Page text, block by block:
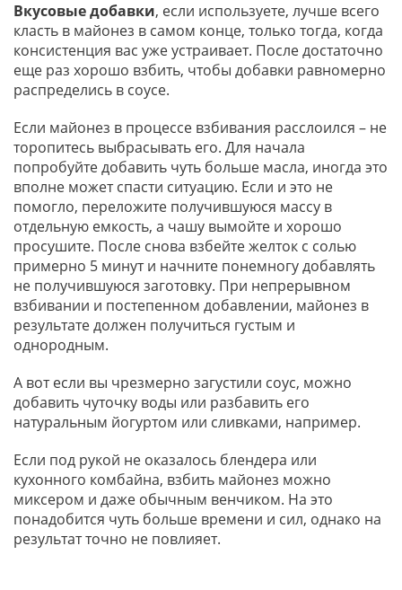
Вкусовые добавки, если используете, лучше всего
класть в майонез в самом конце, только тогда, когда
консистенция вас уже устраивает. После достаточно
еще раз хорошо взбить, чтобы добавки равномерно
распределись в соусе.
Если майонез в процессе взбивания расслоился – не
торопитесь выбрасывать его. Для начала
попробуйте добавить чуть больше масла, иногда это
вполне может спасти ситуацию. Если и это не
помогло, переложите получившуюся массу в
отдельную емкость, а чашу вымойте и хорошо
просушите. После снова взбейте желток с солью
примерно 5 минут и начните понемногу добавлять
не получившуюся заготовку. При непрерывном
взбивании и постепенном добавлении, майонез в
результате должен получиться густым и
однородным.
А вот если вы чрезмерно загустили соус, можно
добавить чуточку воды или разбавить его
натуральным йогуртом или сливками, например.
Если под рукой не оказалось блендера или
кухонного комбайна, взбить майонез можно
миксером и даже обычным венчиком. На это
понадобится чуть больше времени и сил, однако на
результат точно не повлияет.